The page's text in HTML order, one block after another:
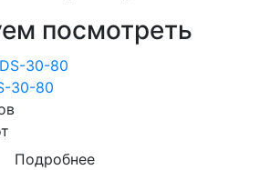
посмотреть
30-80
Подробнее